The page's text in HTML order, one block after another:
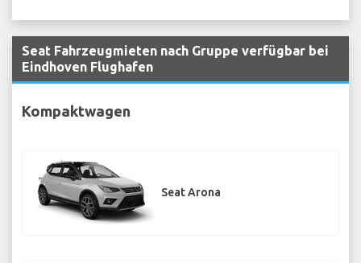
Seat Fahrzeugmieten nach Gruppe verfügbar bei
Eindhoven Flughafen
Kompaktwagen
Seat Arona